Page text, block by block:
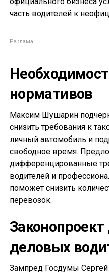
часть водителей к
нормативов
Максим Шушарин
снизить требования к
личный автомобиль и
свободное время.
дифференцированные
водителей и
поможет снизить
перевозок.
деловых
Зампред Госдумы Сергей